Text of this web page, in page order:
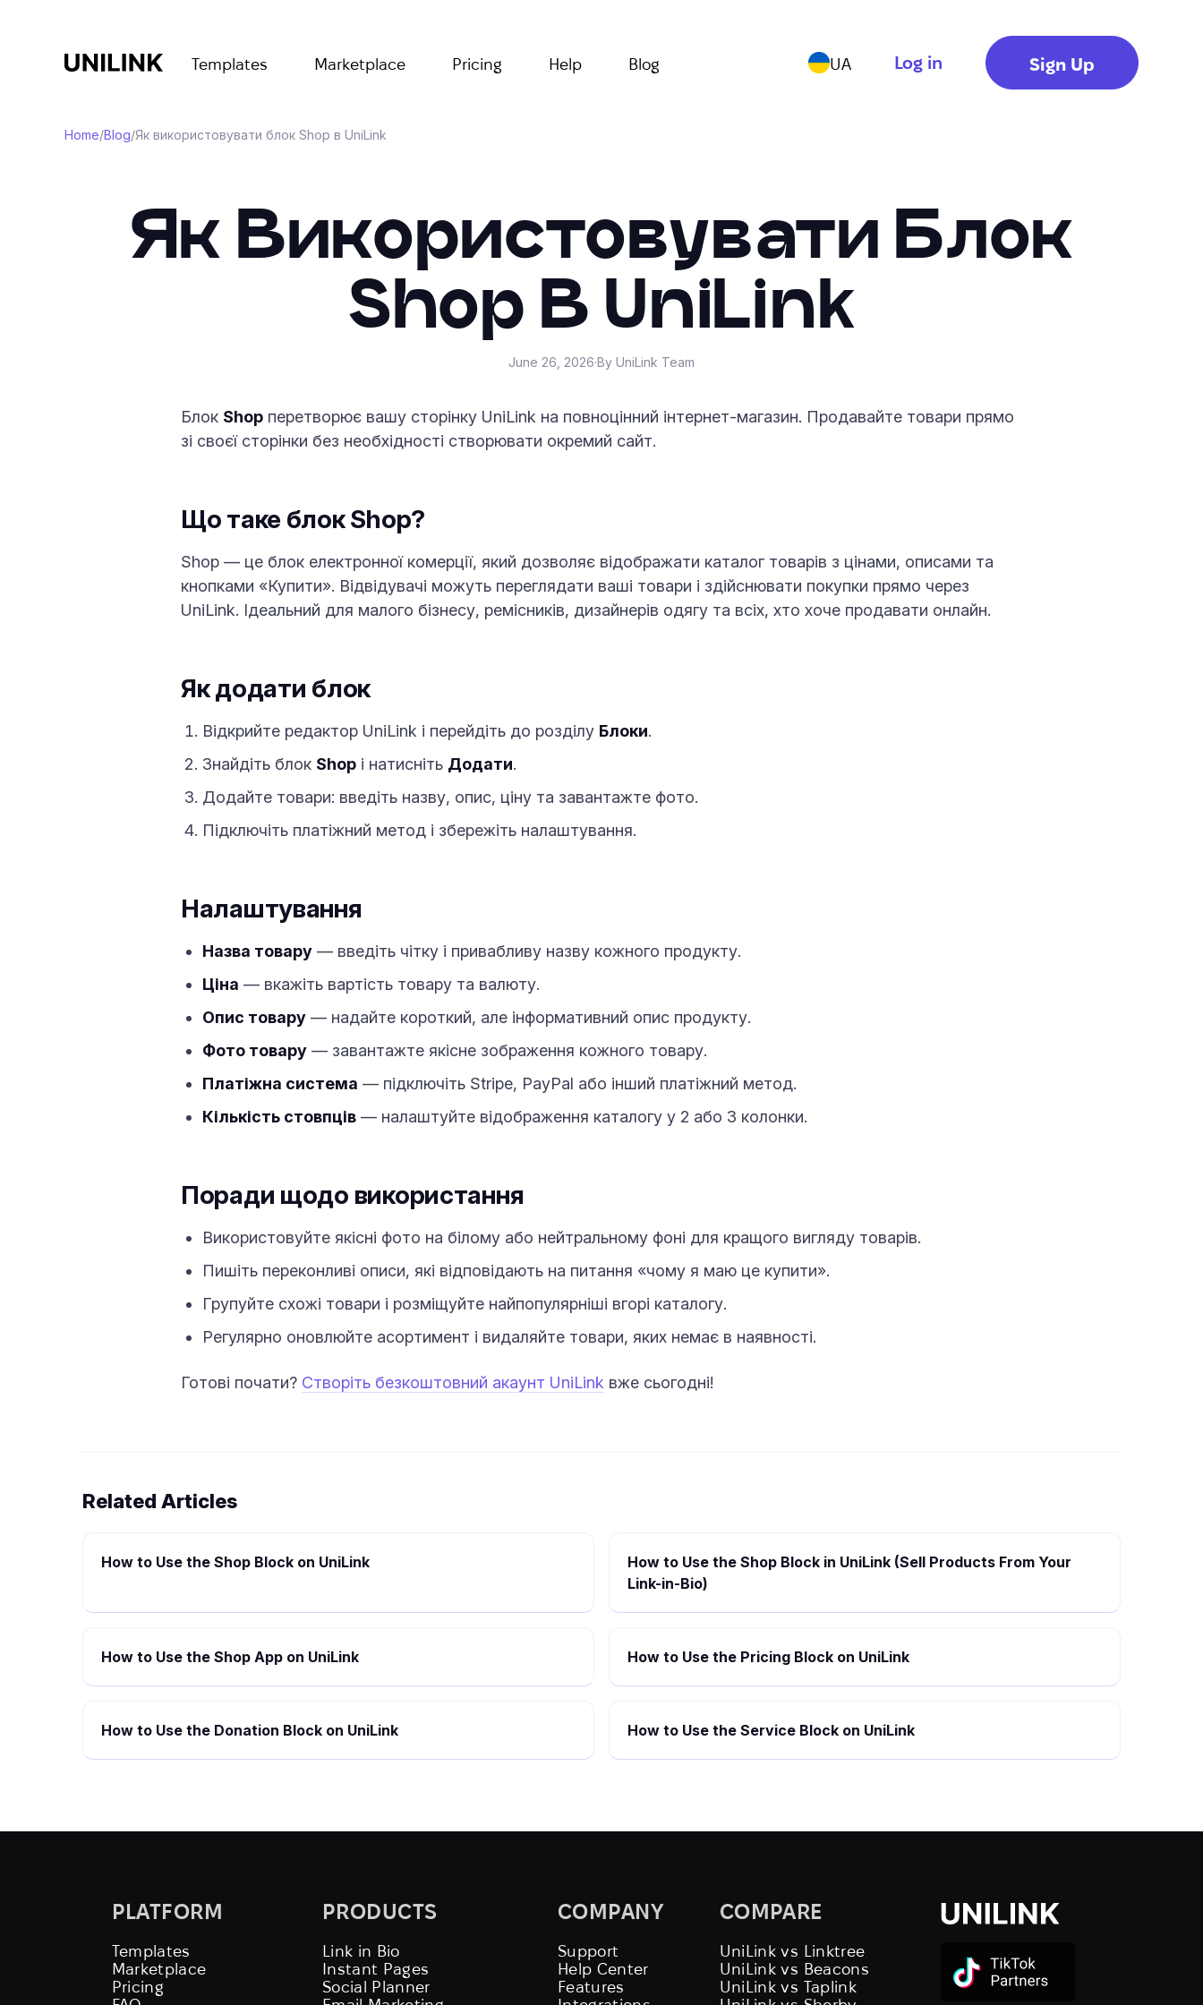
Templates Marketplace Pricing Help Blog UA Log in Sign Up
Home/Blog/Як використовувати блок Shop в UniLink
Як Використовувати Блок
Shop В UniLink
June 26, 2026·By UniLink Team
Блок Shop перетворює вашу сторінку UniLink на повноцінний інтернет-магазин. Продавайте товари прямо
зі своєї сторінки без необхідності створювати окремий сайт.
Що таке блок Shop?
Shop — це блок електронної комерції, який дозволяє відображати каталог товарів з цінами, описами та
кнопками «Купити». Відвідувачі можуть переглядати ваші товари і здійснювати покупки прямо через
UniLink. Ідеальний для малого бізнесу, ремісників, дизайнерів одягу та всіх, хто хоче продавати онлайн.
Як додати блок
Відкрийте редактор UniLink і перейдіть до розділу Блоки.
Знайдіть блок Shop і натисніть Додати.
Додайте товари: введіть назву, опис, ціну та завантажте фото.
Підключіть платіжний метод і збережіть налаштування.
Налаштування
Назва товару — введіть чітку і привабливу назву кожного продукту.
Ціна — вкажіть вартість товару та валюту.
Опис товару — надайте короткий, але інформативний опис продукту.
Фото товару — завантажте якісне зображення кожного товару.
Платіжна система — підключіть Stripe, PayPal або інший платіжний метод.
Кількість стовпців — налаштуйте відображення каталогу у 2 або 3 колонки.
Поради щодо використання
Використовуйте якісні фото на білому або нейтральному фоні для кращого вигляду товарів.
Пишіть переконливі описи, які відповідають на питання «чому я маю це купити».
Групуйте схожі товари і розміщуйте найпопулярніші вгорі каталогу.
Регулярно оновлюйте асортимент і видаляйте товари, яких немає в наявності.
Готові почати? Створіть безкоштовний акаунт UniLink вже сьогодні!
Related Articles
How to Use the Shop Block on UniLink
How to Use the Shop Block in UniLink (Sell Products From Your
Link-in-Bio)
How to Use the Shop App on UniLink How to Use the Pricing Block on UniLink
How to Use the Donation Block on UniLink How to Use the Service Block on UniLink
PLATFORM
Templates
Marketplace
Pricing
PRODUCTS
Link in Bio
Instant Pages
Social Planner
COMPANY
Support
Help Center
Features
COMPARE
UniLink vs Linktree
UniLink vs Beacons
UniLink vs Taplink